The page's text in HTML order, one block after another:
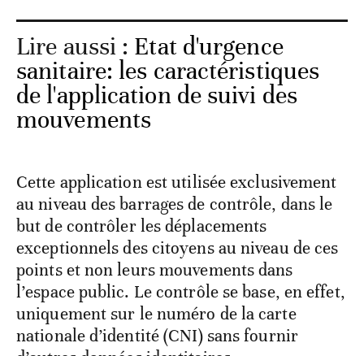
Lire aussi : Etat d'urgence
sanitaire: les caractéristiques
de l'application de suivi des
mouvements
Cette application est utilisée exclusivement
au niveau des barrages de contrôle, dans le
but de contrôler les déplacements
exceptionnels des citoyens au niveau de ces
points et non leurs mouvements dans
l’espace public. Le contrôle se base, en effet,
uniquement sur le numéro de la carte
nationale d’identité (CNI) sans fournir